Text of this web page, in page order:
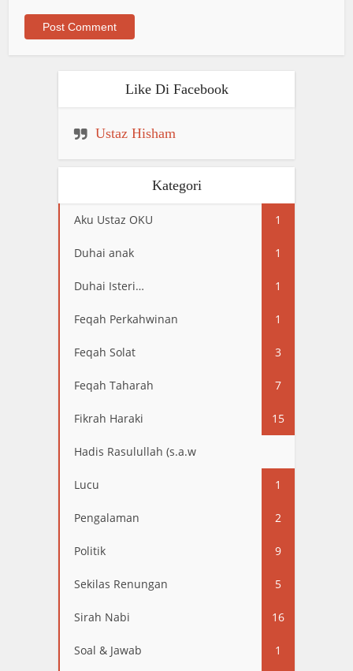
Like Di Facebook
Ustaz Hisham
Kategori
Aku Ustaz OKU 1
Duhai anak 1
Duhai Isteri… 1
Feqah Perkahwinan 1
Feqah Solat 3
Feqah Taharah 7
Fikrah Haraki 15
Hadis Rasulullah (s.a.w
Lucu 1
Pengalaman 2
Politik 9
Sekilas Renungan 5
Sirah Nabi 16
Soal & Jawab 1